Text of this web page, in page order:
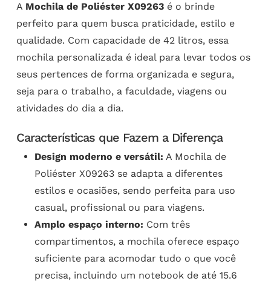
A Mochila de Poliéster X09263é o brinde
perfeito para quem busca praticidade, estilo e
qualidade. Com capacidade de 42 litros, essa
mochila personalizada é ideal para levar todos os
seus pertences de forma organizada e segura,
seja para o trabalho, a faculdade, viagens ou
atividades do dia a dia.
Características que Fazem a Diferença
Design moderno e versátil: A Mochila de
Poliéster X09263 se adapta a diferentes
estilos e ocasiões, sendo perfeita para uso
casual, profissional ou para viagens.
Amplo espaço interno: Com três
compartimentos, a mochila oferece espaço
suficiente para acomodar tudo o que você
precisa, incluindo um notebook de até 15.6